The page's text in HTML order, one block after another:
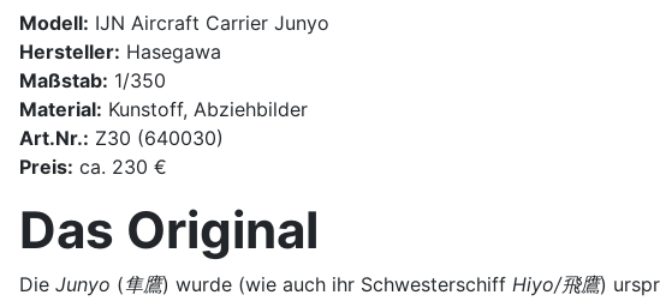
Modell: IJN Aircraft Carrier Junyo
Hersteller: Hasegawa
Maßstab: 1/350
Material: Kunstoff, Abziehbilder
Art.Nr.: Z30 (640030)
Preis: ca. 230 €
Das Original
Die Junyo (隼鷹) wurde (wie auch ihr Schwesterschiff Hiyo/飛鷹)